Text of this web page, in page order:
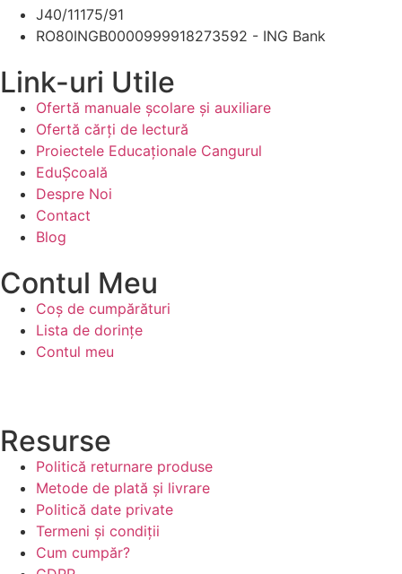
J40/11175/91
RO80INGB0000999918273592 - ING Bank
Link-uri Utile
Ofertă manuale şcolare şi auxiliare
Ofertă cărți de lectură
Proiectele Educaţionale Cangurul
EduȘcoală
Despre Noi
Contact
Blog
Contul Meu
Coș de cumpărături
Lista de dorințe
Contul meu
Resurse
Politică returnare produse
Metode de plată și livrare
Politică date private
Termeni și condiții
Cum cumpăr?